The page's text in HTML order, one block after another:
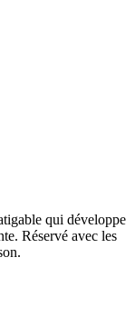
qui développe
Réservé avec les